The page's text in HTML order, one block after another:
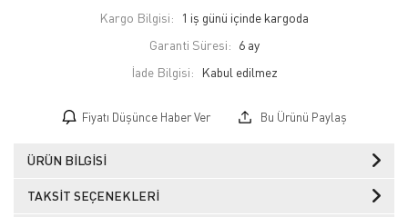
Kargo Bilgisi:
1 iş günü içinde kargoda
Garanti Süresi: 6 ay
İade Bilgisi:
Fiyatı Düşünce Haber Ver Bu Ürünü Paylaş
ÜRÜN BILGISI
TAKSIT SEÇENEKLERI